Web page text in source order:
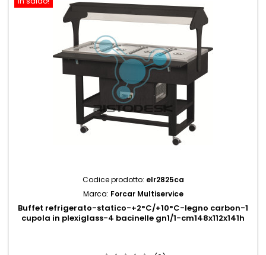
Codice prodotto: elr2825ca
Marca: Forcar Multiservice
Buffet refrigerato-statico-+2°C/+10°C-legno carbon-1
cupola in plexiglass-4 bacinelle gn1/1-cm148x112x141h